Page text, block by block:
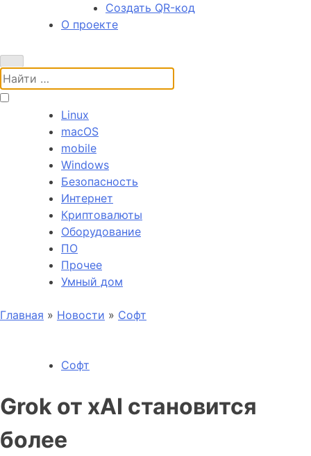
Создать QR-код
О проекте
Поиск:
Linux
macOS
mobile
Windows
Безопасность
Интернет
Криптовалюты
Оборудование
ПО
Прочее
Умный дом
Главная » Новости » Софт
Софт
Grok от xAI становится
более